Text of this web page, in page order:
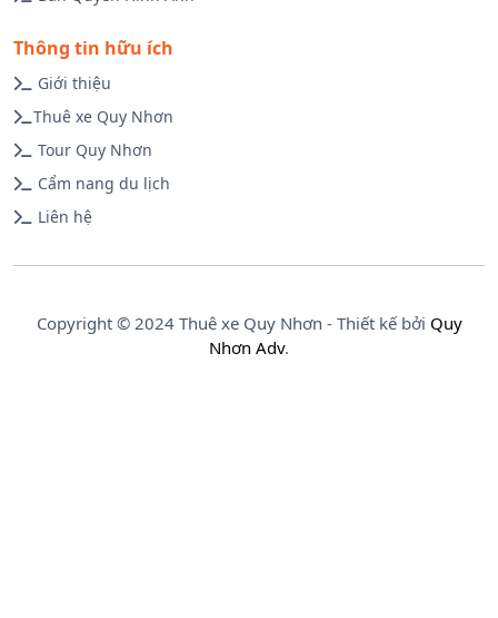
Thông tin hữu ích
Giới thiệu
Thuê xe Quy Nhơn
Tour Quy Nhơn
Cẩm nang du lịch
Liên hệ
Copyright © 2024 Thuê xe Quy Nhơn - Thiết kế bởi Quy
Nhơn Adv.